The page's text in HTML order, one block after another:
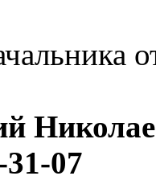
07